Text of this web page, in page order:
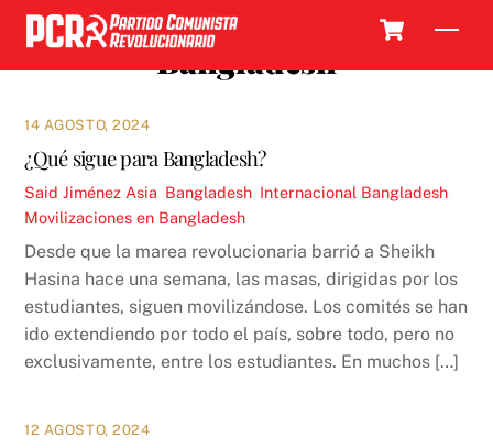
Skip
content
Bangladesh
14 AGOSTO, 2024
¿Qué sigue para Bangladesh?
Said Jiménez Asia Bangladesh Internacional Bangladesh
Movilizaciones en Bangladesh
Desde que la marea revolucionaria barrió a Sheikh
Hasina hace una semana, las masas, dirigidas por los
estudiantes, siguen movilizándose. Los comités se han
ido extendiendo por todo el país, sobre todo, pero no
exclusivamente, entre los estudiantes. En muchos […]
12 AGOSTO, 2024